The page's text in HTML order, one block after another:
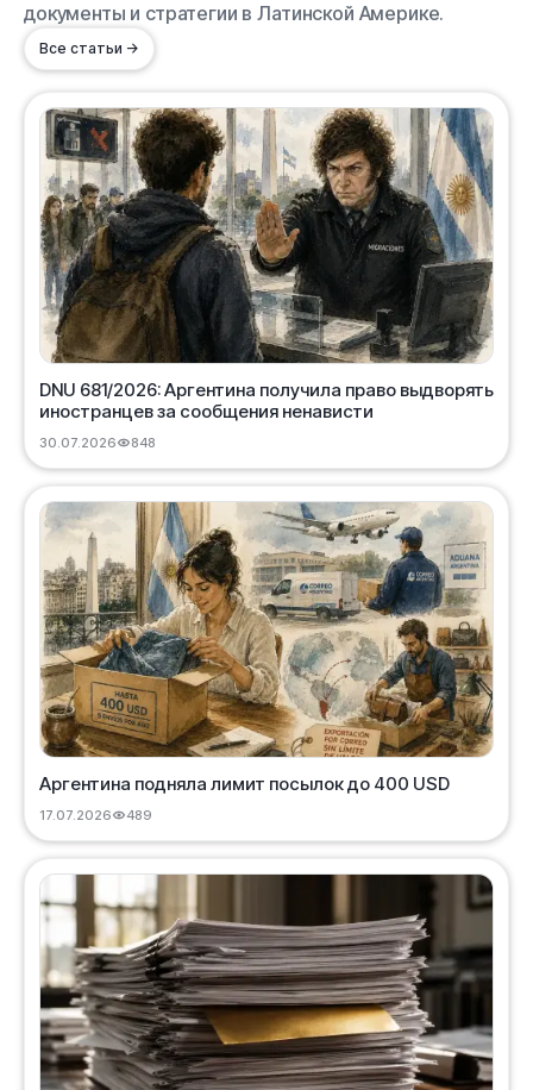
документы и стратегии в Латинской Америке.
Все статьи →
DNU 681/2026: Аргентина получила право выдворять
иностранцев за сообщения ненависти
30.07.2026 848
Аргентина подняла лимит посылок до 400 USD
17.07.2026 489